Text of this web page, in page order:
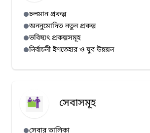
চলমান প্রকল্প
অননুমোদিত নতুন প্রকল্প
ভবিষ্যৎ প্রকল্পসমূহ
নির্বাচনী ইশতেহার ও যুব উন্নয়ন
সেবাসমূহ
সেবার তালিকা